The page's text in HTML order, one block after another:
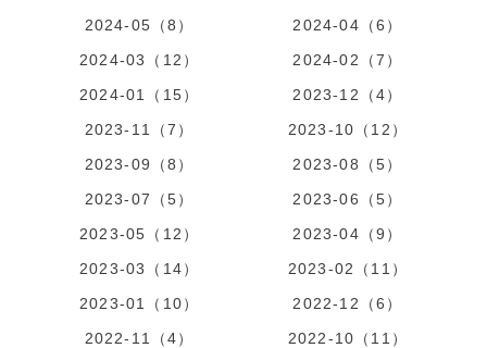
2024-05（8）
2024-04（6）
2024-03（12）
2024-02（7）
2024-01（15）
2023-12（4）
2023-11（7）
2023-10（12）
2023-09（8）
2023-08（5）
2023-07（5）
2023-06（5）
2023-05（12）
2023-04（9）
2023-03（14）
2023-02（11）
2023-01（10）
2022-12（6）
2022-11（4）
2022-10（11）